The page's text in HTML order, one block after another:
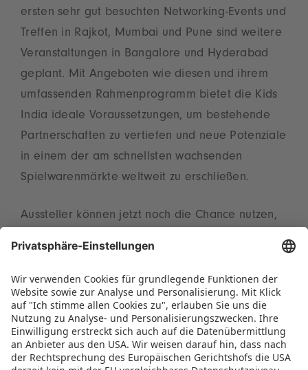
ersten sehr gut besuchten Networking-Events und
Treffen in Rajkot, Mumbai und Pune sind weitere
Veranstaltungen in Bangalore und Hyderabad
geplant. Mit Angeboten wie diesen und ihrem
umfassenden Rahmenprogramm bietet die Kids
India ideale Voraussetzungen, um bestehende
Partnerschaften zu vertiefen und neue Potenziale
in einem der am schnellsten wachsenden
Spielwarenmärkte weltweit zu erschließen.
Aussteller können jetzt noch die Chance nutzen,
sind auf der offiziellen
Webseiteder Messe
zugänglich.